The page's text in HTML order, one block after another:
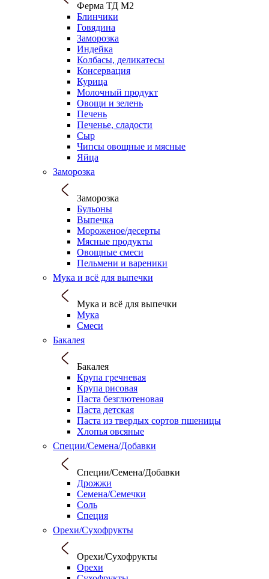
Ферма ТД М2
Блинчики
Говядина
Заморозка
Индейка
Колбасы, деликатесы
Консервация
Курица
Молочный продукт
Овощи и зелень
Печень
Печенье, сладости
Сыр
Чипсы овощные и мясные
Яйца
Заморозка
Заморозка
Бульоны
Выпечка
Мороженое/десерты
Мясные продукты
Овощные смеси
Пельмени и вареники
Мука и всё для выпечки
Мука и всё для выпечки
Мука
Смеси
Бакалея
Бакалея
Крупа гречневая
Крупа рисовая
Паста безглютеновая
Паста детская
Паста из твердых сортов пшеницы
Хлопья овсяные
Специи/Семена/Добавки
Специи/Семена/Добавки
Дрожжи
Семена/Семечки
Соль
Специя
Орехи/Сухофрукты
Орехи/Сухофрукты
Орехи